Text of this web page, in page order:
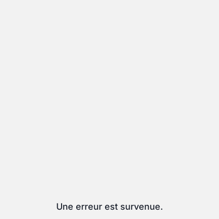
Une erreur est survenue.